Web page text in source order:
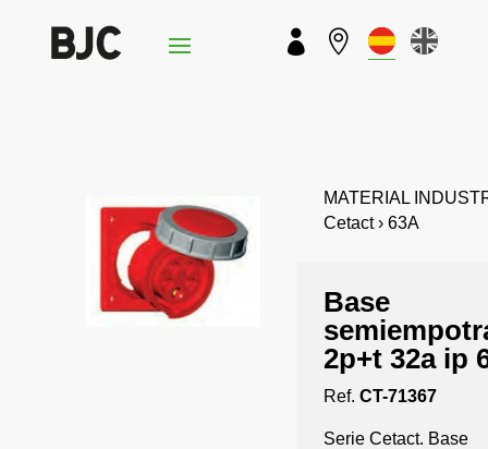
 
MATERIAL
Cetact › 63A
Base
2p+t 32a ip
Ref. CT-71367
Serie Cetact. Base